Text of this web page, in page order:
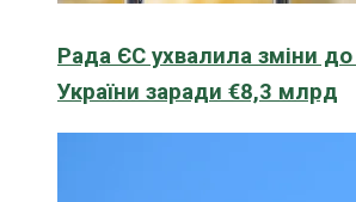
Рада ЄС ухвалила зміни
України заради €8,3 млрд